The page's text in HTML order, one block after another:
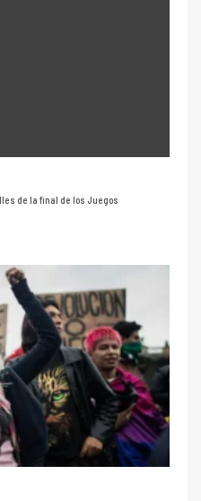
de la final de los Juegos